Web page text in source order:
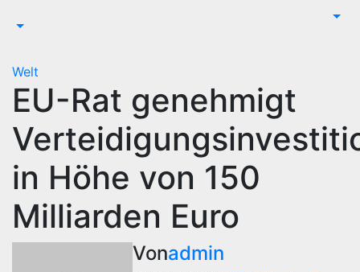
Welt
EU-Rat genehmigt
in Höhe von 150
Milliarden Euro
Vonadmin